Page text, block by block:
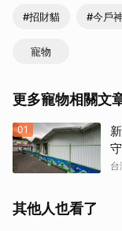
#招財貓 #今戶
寵物
更多寵物相關文
01
台
其他人也看了